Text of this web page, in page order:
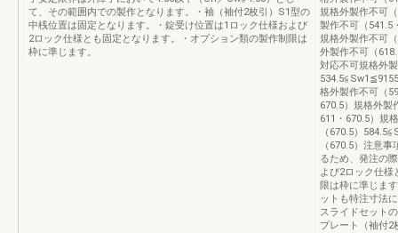
て、その範囲内での製作となります。・袖（袖付2枚引）S1型の
中桟位置は固定となります。・錠受け位置は1ロック仕様および
2ロック仕様とも固定となります。・オプション類の製作制限は
枠に準じます。
規格外製作不可
製作不可（541.5
規格外製作不可
外製作不可（
対応不可規格外
格外製作不可（
670.5）規格外製
611・670.5）規
（670.5）
（670.5）注意
るため、発注の
よび2ロック仕様
限は枠に準じま
ットも特注寸法
スライドセット
プレート（袖付2